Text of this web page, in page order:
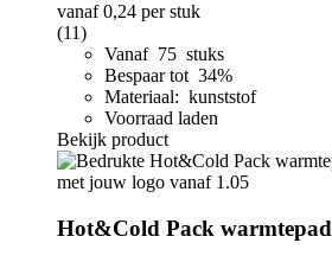
vanaf0,24 per stuk
(11)
Vanaf 75 stuks
Bespaar tot 34%
Materiaal: kunststof
Voorraad laden
Bekijk product
Hot&Cold Pack warmtepad